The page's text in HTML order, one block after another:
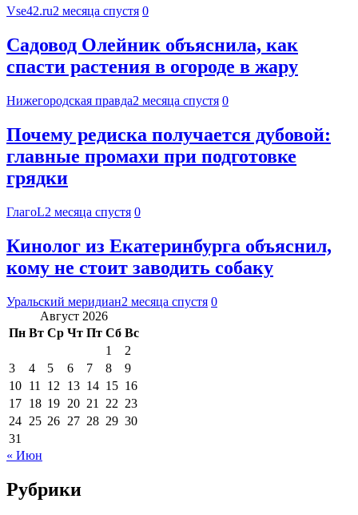
Vse42.ru2 месяца спустя 0
Садовод Олейник объяснила, как
спасти растения в огороде в жару
Нижегородская правда2 месяца спустя 0
Почему редиска получается дубовой:
главные промахи при подготовке
грядки
ГлагоL2 месяца спустя 0
Кинолог из Екатеринбурга объяснил,
кому не стоит заводить собаку
Уральский меридиан2 месяца спустя 0
Август 2026
Пн Вт Ср Чт Пт Сб Вс
1
2
3
4 5 6 7 8
9
10 11 12 13 14 15 16
17 18 19 20 21 22 23
24 25 26 27 28 29 30
31
« Июн
Рубрики